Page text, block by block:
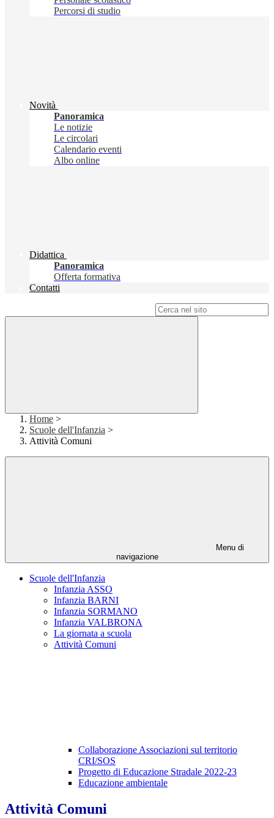
Percorsi di studio
Novità
Panoramica
Le notizie
Le circolari
Calendario eventi
Albo online
Didattica
Panoramica
Offerta formativa
Contatti
Home >
Scuole dell'Infanzia >
Attività Comuni
Menu di
navigazione
Scuole dell'Infanzia
Infanzia ASSO
Infanzia BARNI
Infanzia SORMANO
Infanzia VALBRONA
La giornata a scuola
Attività Comuni
Collaborazione Associazioni sul territorio
CRI/SOS
Progetto di Educazione Stradale 2022-23
Educazione ambientale
Attività Comuni